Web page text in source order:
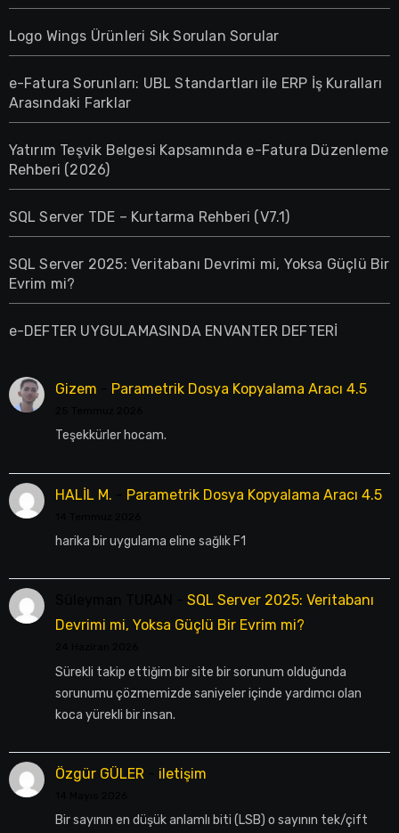
Logo Wings Ürünleri Sık Sorulan Sorular
e-Fatura Sorunları: UBL Standartları ile ERP İş Kuralları
Arasındaki Farklar
Yatırım Teşvik Belgesi Kapsamında e-Fatura Düzenleme
Rehberi (2026)
SQL Server TDE – Kurtarma Rehberi (V7.1)
SQL Server 2025: Veritabanı Devrimi mi, Yoksa Güçlü Bir
Evrim mi?
e-DEFTER UYGULAMASINDA ENVANTER DEFTERİ
Gizem Parametrik Dosya Kopyalama Aracı 4.5
Teşekkürler hocam.
HALİL M. Parametrik Dosya Kopyalama Aracı 4.5
harika bir uygulama eline sağlık F1
SQL Server 2025: Veritabanı
Devrimi mi, Yoksa Güçlü Bir Evrim mi?
Sürekli takip ettiğim bir site bir sorunum olduğunda
sorunumu çözmemizde saniyeler içinde yardımcı olan
koca yürekli bir insan.
Özgür GÜLER- iletişim
Bir sayının en düşük anlamlı biti (LSB) o sayının tek/çift